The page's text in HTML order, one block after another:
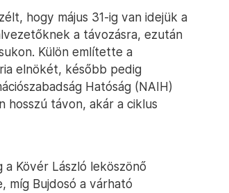
hogy május 31-ig van idejük a
a távozásra, ezután
Külön említette a
elnökét, később pedig
Hatóság (NAIH)
hosszú távon, akár a ciklus
Kövér László leköszönő
míg Bujdosó a várható